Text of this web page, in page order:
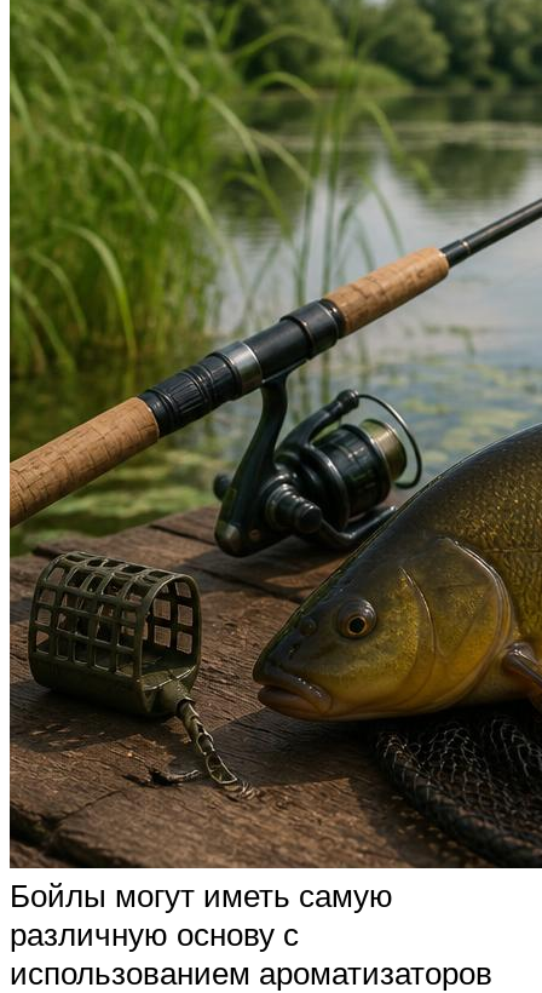
Бойлы могут иметь самую
различную основу с
использованием ароматизаторов